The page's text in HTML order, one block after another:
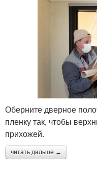
Оберните дверное
пленку так, чтобы
прихожей.
читать дальше →